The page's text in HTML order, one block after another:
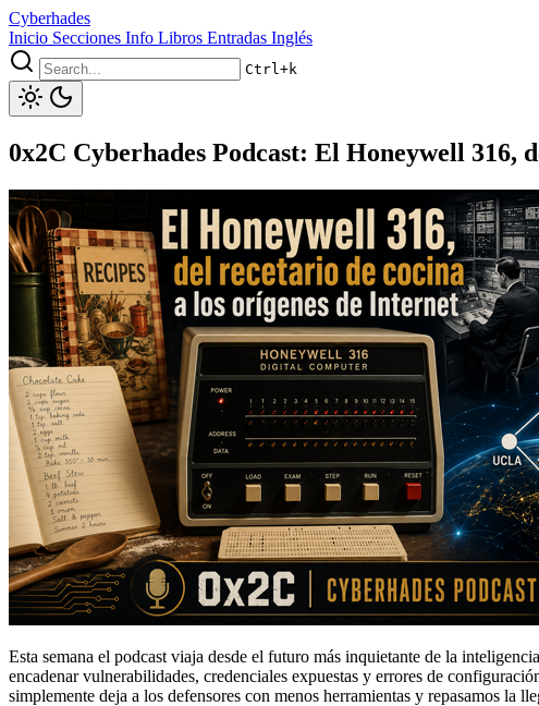
Cyberhades
Inicio Secciones Info Libros Entradas Inglés
Ctrl+k
0x2C Cyberhades Podcast: El Honeywell 316,
Esta semana el podcast viaja desde el futuro más inquietante de la
encadenar vulnerabilidades, credenciales expuestas y errores de
simplemente deja a los defensores con menos herramientas y repasamos la